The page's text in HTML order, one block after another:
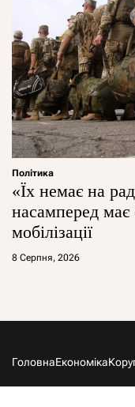
Політика
«Їх немає на
насамперед
мобілізації
8 Серпня, 2026
ГоловнаЕкономіка